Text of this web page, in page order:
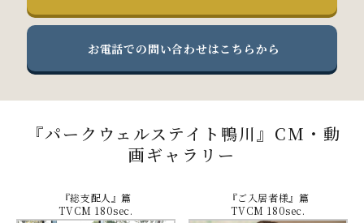
お電話での問い合わせはこちらから
『パークウェルステイト鴨川』CM・動
画ギャラリー
『総支配人』篇
TVCM 180sec.
『ご入居者様』篇
TVCM 180sec.